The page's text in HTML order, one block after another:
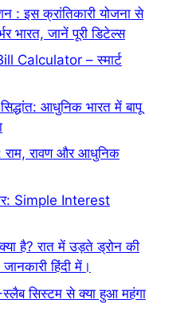
: इस क्रांतिकारी योजना से
भारत, जानें पूरी डिटेल्स
Calculator – स्मार्ट
आधुनिक भारत में बापू
रावण और आधुनिक
Simple Interest
है? रात में उड़ते ड्रोन की
हिंदी में।
सिस्टम से क्या हुआ महंगा